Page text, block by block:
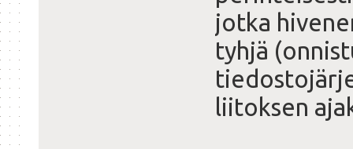
jotka
tyhjä
liitoksen